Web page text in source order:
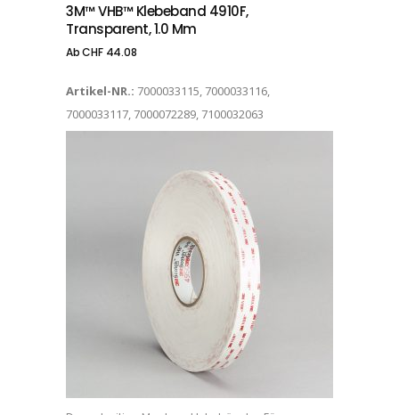
3M™ VHB™ Klebeband 4910F,
Transparent, 1.0 Mm
AbCHF44.08
Artikel-NR.: 7000033115, 7000033116,
7000033117, 7000072289, 7100032063
Dieses Produkt weist mehrere Varianten auf. Die Optionen können auf der Produktseite gewählt werden